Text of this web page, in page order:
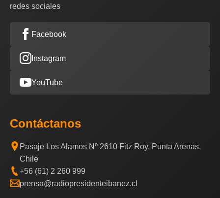
redes sociales
Facebook
Instagram
YouTube
Contáctanos
Pasaje Los Alamos Nº 2610 Fitz Roy, Punta Arenas,
Chile
+56 (61) 2 260 999
prensa@radiopresidenteibanez.cl